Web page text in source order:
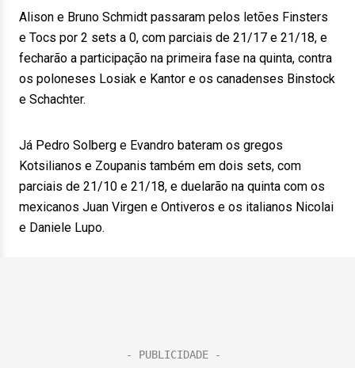
Alison e Bruno Schmidt passaram pelos letões Finsters
e Tocs por 2 sets a 0, com parciais de 21/17 e 21/18, e
fecharão a participação na primeira fase na quinta, contra
os poloneses Losiak e Kantor e os canadenses Binstock
e Schachter.
Já Pedro Solberg e Evandro bateram os gregos
Kotsilianos e Zoupanis também em dois sets, com
parciais de 21/10 e 21/18, e duelarão na quinta com os
mexicanos Juan Virgen e Ontiveros e os italianos Nicolai
e Daniele Lupo.